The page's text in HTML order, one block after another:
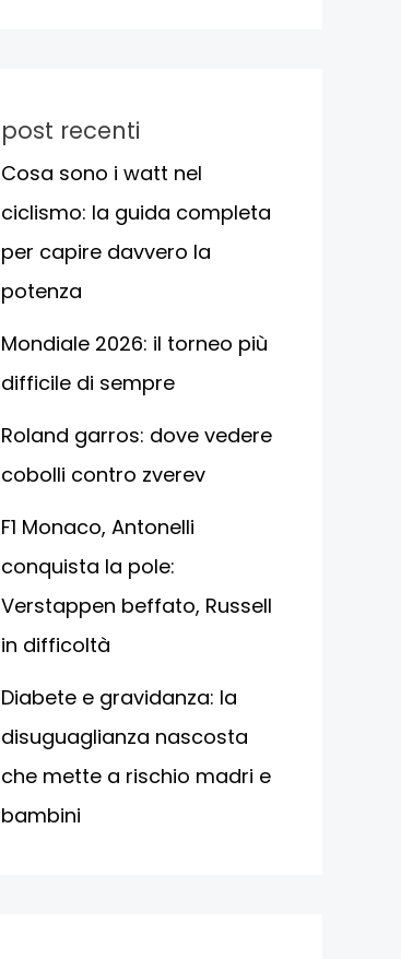
post recenti
Cosa sono i watt nel
ciclismo: la guida completa
per capire davvero la
potenza
Mondiale 2026: il torneo più
difficile di sempre
Roland garros: dove vedere
cobolli contro zverev
F1 Monaco, Antonelli
conquista la pole:
Verstappen beffato, Russell
in difficoltà
Diabete e gravidanza: la
disuguaglianza nascosta
che mette a rischio madri e
bambini